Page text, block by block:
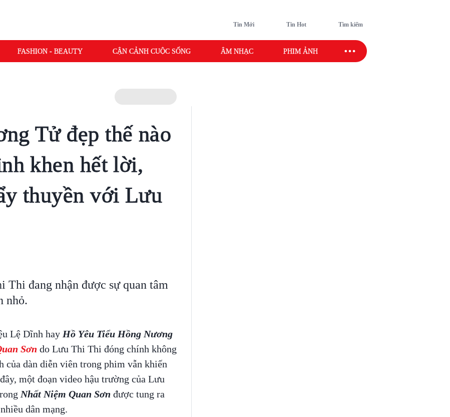
Tin Mới Tin Hot Tìm kiếm
FASHION - BEAUTY CẬN CẢNH CUỘC SỐNG ÂM NHẠC PHIM ẢNH SAO SPORT
Tử đẹp thế nào
khen hết lời,
thuyền với Lưu
đang nhận được sự quan tâm
nhỏ.
Lệ Dĩnh hayHồ Yêu Tiểu Hồng Nương
Sơn do Lưu Thi Thi đóng chính không
của dàn diễn viên trong phim vẫn khiến
một đoạn video hậu trường của Lưu
Nhất Niệm Quan Sơn được tung ra
dân mạng.